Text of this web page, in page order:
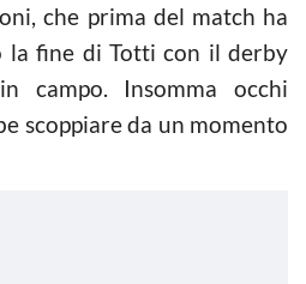
che prima del match ha
la fine di Totti con il derby
campo. Insomma occhi
scoppiare da un momento